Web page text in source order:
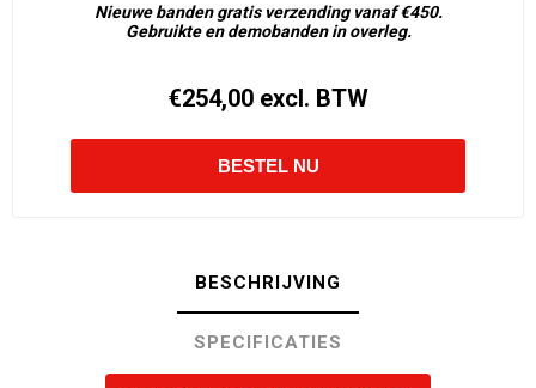
Nieuwe banden gratis verzending vanaf €450.
Gebruikte en demobanden in overleg.
€254,00 excl. BTW
BESCHRIJVING
SPECIFICATIES